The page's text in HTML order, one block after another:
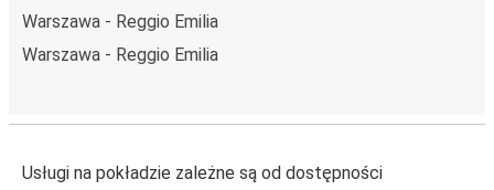
Warszawa - Reggio Emilia
Warszawa - Reggio Emilia
Usługi na pokładzie zależne są od dostępności